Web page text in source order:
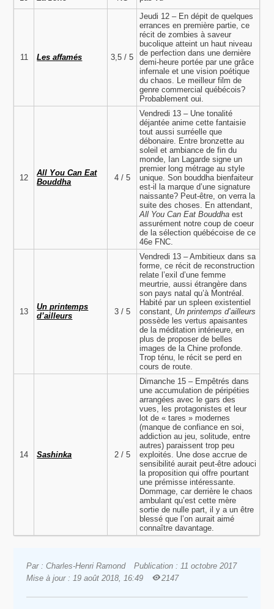
11 Les affamés 3,5 / 5
Jeudi 12 – En dépit de quelques
errances en première partie, ce
récit de zombies à saveur
bucolique atteint un haut niveau
de perfection dans une dernière
demi-heure portée par une grâce
infernale et une vision poétique
du chaos. Le meilleur film de
genre commercial québécois?
Probablement oui.
12
All You Can Eat
Bouddha
4 / 5
Vendredi 13 – Une tonalité
déjantée anime cette fantaisie
tout aussi surréelle que
débonaire. Entre bronzette au
soleil et ambiance de fin du
monde, Ian Lagarde signe un
premier long métrage au style
unique. Son bouddha bienfaiteur
est-il la marque d’une signature
naissante? Peut-être, on verra la
suite des choses. En attendant,
All You Can Eat Bouddha est
assurément notre coup de coeur
de la sélection québécoise de ce
46e FNC.
13
Un printemps
d’ailleurs
3 / 5
Vendredi 13 – Ambitieux dans sa
forme, ce récit de reconstruction
relate l’exil d’une femme
meurtrie, aussi étrangère dans
son pays natal qu’à Montréal.
Habité par un spleen existentiel
constant, Un printemps d’ailleurs
possède les vertus apaisantes
de la méditation intérieure, en
plus de proposer de belles
images de la Chine profonde.
Trop ténu, le récit se perd en
cours de route.
14 Sashinka 2 / 5
Dimanche 15 – Empêtrés dans
une accumulation de péripéties
arrangées avec le gars des
vues, les protagonistes et leur
lot de « tares » modernes
(manque de confiance en soi,
addiction au jeu, solitude, entre
autres) paraissent trop peu
exploités. Une dose accrue de
sensibilité aurait peut-être adouci
la proposition qui offre pourtant
une prémisse intéressante.
Dommage, car derrière le chaos
ambulant qu’est cette mère
sortie de nulle part, il y a un être
blessé que l’on aurait aimé
connaître davantage.
Par : Charles-Henri Ramond
Publication : 11 octobre 2017
Mise à jour : 19 août 2018, 16:49
2147